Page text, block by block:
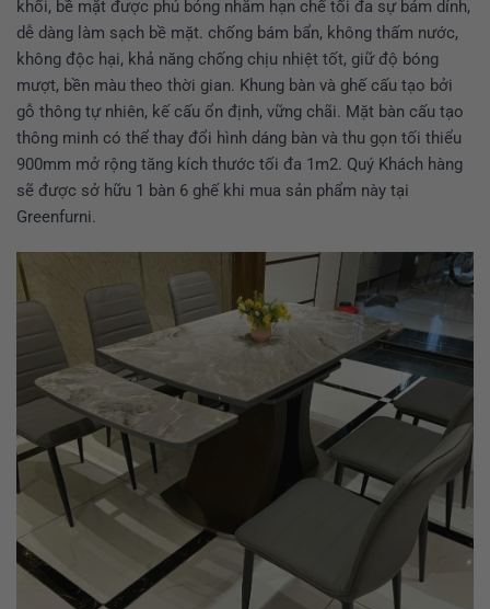
khối, bề mặt được phủ bóng nhằm hạn chế tối đa sự bám dính,
dễ dàng làm sạch bề mặt. chống bám bẩn, không thấm nước,
không độc hại, khả năng chống chịu nhiệt tốt, giữ độ bóng
mượt, bền màu theo thời gian. Khung bàn và ghế cấu tạo bởi
gỗ thông tự nhiên, kế cấu ổn định, vững chãi. Mặt bàn cấu tạo
thông minh có thể thay đổi hình dáng bàn và thu gọn tối thiểu
900mm mở rộng tăng kích thước tối đa 1m2. Quý Khách hàng
sẽ được sở hữu 1 bàn 6 ghế khi mua sản phẩm này tại
Greenfurni.